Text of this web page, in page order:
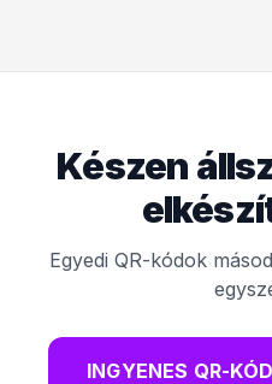
Készen
Egyedi QR-kódok
INGYENES QR-